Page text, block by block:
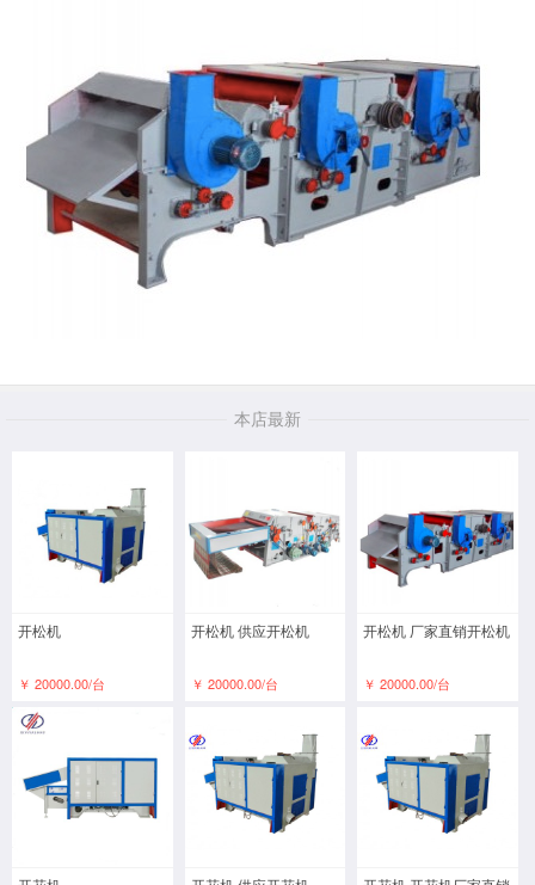
本店最新
开松机
￥ 20000.00/台
开松机 供应开松机
￥ 20000.00/台
开松机 厂家直销开松机
￥ 20000.00/台